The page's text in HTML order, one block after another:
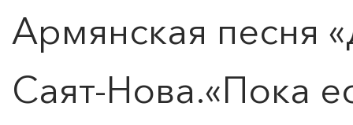
Армянская песня
Саят-Нова.«Пока